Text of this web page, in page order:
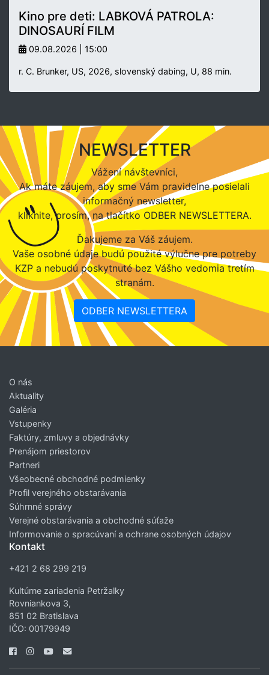
Kino pre deti: LABKOVÁ PATROLA:
DINOSAURÍ FILM
09.08.2026 | 15:00
r. C. Brunker, US, 2026, slovenský dabing, U, 88 min.
NEWSLETTER
Vážení návštevníci,
Ak máte záujem, aby sme Vám pravidelne posielali
informačný newsletter,
kliknite, prosím, na tlačítko ODBER NEWSLETTERA.
Ďakujeme za Váš záujem.
Vaše osobné údaje budú použité výlučne pre potreby
KZP a nebudú poskytnuté bez Vášho vedomia tretím
stranám.
ODBER NEWSLETTERA
O nás
Aktuality
Galéria
Vstupenky
Faktúry, zmluvy a objednávky
Prenájom priestorov
Partneri
Všeobecné obchodné podmienky
Profil verejného obstarávania
Súhrnné správy
Verejné obstarávania a obchodné súťaže
Informovanie o spracúvaní a ochrane osobných údajov
Kontakt
+421 2 68 299 219
Kultúrne zariadenia Petržalky
Rovniankova 3,
851 02 Bratislava
IČO: 00179949